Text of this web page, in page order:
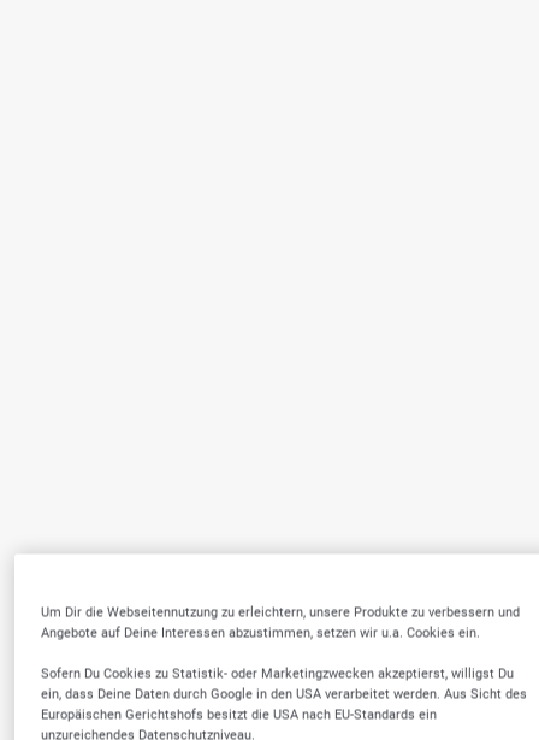
Um Dir die Webseitennutzung zu erleichtern, unsere Produkte zu verbessern und
Angebote auf Deine Interessen abzustimmen, setzen wir u.a. Cookies ein.
Sofern Du Cookies zu Statistik- oder Marketingzwecken akzeptierst, willigst Du
ein, dass Deine Daten durch Google in den USA verarbeitet werden. Aus Sicht des
Europäischen Gerichtshofs besitzt die USA nach EU-Standards ein
unzureichendes Datenschutzniveau.